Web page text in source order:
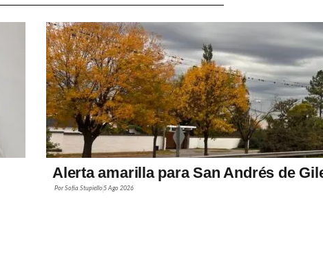
Alerta amarilla para San Andrés de
Por Sofía Stupiello5 Ago 2026